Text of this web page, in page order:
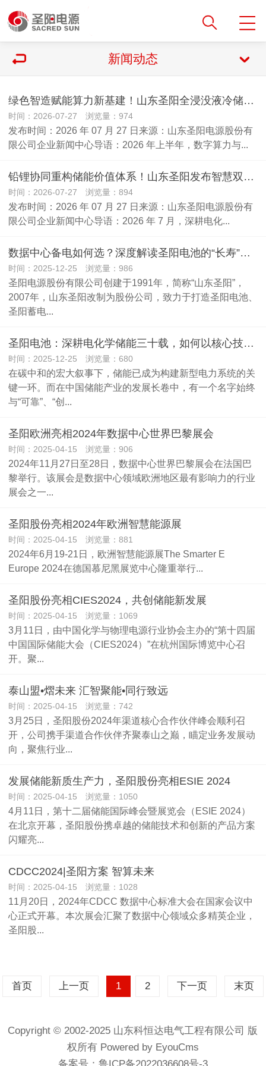
新闻动态
绿色智造赋能算力新基建！山东圣阳全浸没液冷储能系统批量落地，无废工厂循环产业链构建完成
时间：2026-07-27 浏览量：974
发布时间：2026 年 07 月 27 日来源：山东圣阳电源股份有
限公司企业新闻中心导语：2026 年上半年，数字算力与...
铅锂协同重构储能价值体系！山东圣阳发布智慧双擎储能方案，两项新型电池专利同步落地
时间：2026-07-27 浏览量：894
发布时间：2026 年 07 月 27 日来源：山东圣阳电源股份有
限公司企业新闻中心导语：2026 年 7 月，深耕电化...
数据中心备电如何选？深度解读圣阳电池的“长寿”秘诀与选型避坑指南
时间：2025-12-25 浏览量：986
圣阳电源股份有限公司创建于1991年，简称“山东圣阳”，
2007年，山东圣阳改制为股份公司，致力于打造圣阳电池、
圣阳蓄电...
圣阳电池：深耕电化学储能三十载，如何以核心技术赋能千行百业
时间：2025-12-25 浏览量：680
在碳中和的宏大叙事下，储能已成为构建新型电力系统的关
键一环。而在中国储能产业的发展长卷中，有一个名字始终
与“可靠”、“创...
圣阳欧洲亮相2024年数据中心世界巴黎展会
时间：2025-04-15 浏览量：906
2024年11月27日至28日，数据中心世界巴黎展会在法国巴
黎举行。该展会是数据中心领域欧洲地区最有影响力的行业
展会之一...
圣阳股份亮相2024年欧洲智慧能源展
时间：2025-04-15 浏览量：881
2024年6月19-21日，欧洲智慧能源展The Smarter E
Europe 2024在德国慕尼黑展览中心隆重举行...
圣阳股份亮相CIES2024，共创储能新发展
时间：2025-04-15 浏览量：1069
3月11日，由中国化学与物理电源行业协会主办的“第十四届
中国国际储能大会（CIES2024）”在杭州国际博览中心召
开。聚...
泰山盟•熠未来 汇智聚能•同行致远
时间：2025-04-15 浏览量：742
3月25日，圣阳股份2024年渠道核心合作伙伴峰会顺利召
开，公司携手渠道合作伙伴齐聚泰山之巅，瞄定业务发展动
向，聚焦行业...
发展储能新质生产力，圣阳股份亮相ESIE 2024
时间：2025-04-15 浏览量：1050
4月11日，第十二届储能国际峰会暨展览会（ESIE 2024）
在北京开幕，圣阳股份携卓越的储能技术和创新的产品方案
闪耀亮...
CDCC2024|圣阳方案 智算未来
时间：2025-04-15 浏览量：1028
11月20日，2024年CDCC 数据中心标准大会在国家会议中
心正式开幕。本次展会汇聚了数据中心领域众多精英企业，
圣阳股...
首页 上一页 1 2 下一页 末页
Copyright © 2002-2025 山东科恒达电气工程有限公司 版
权所有Powered by EyouCms